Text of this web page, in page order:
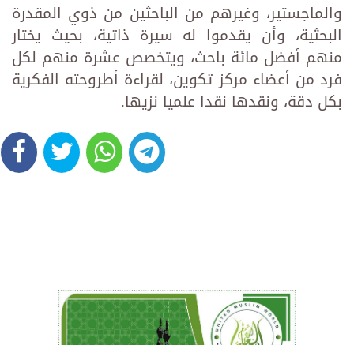
والماجستير، وغيرهم من الباحثين من ذوي المقدرة
البحثية، وأن يقدموا له سيرة ذاتية، بحيث يختار
منهم أفضل مائة باحث، ويتخصص عشرة منهم لكل
فرد من أعضاء مركز تكوين، لقراءة أطروحته الفكرية
بكل دقة، ونقدها نقدا علميا نزيها.